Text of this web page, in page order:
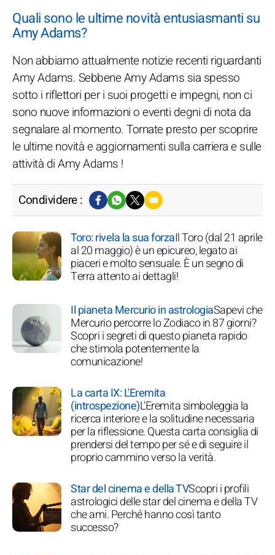
Quali sono le ultime novità entusiasmanti su
Amy Adams?
Non abbiamo attualmente notizie recenti riguardanti
Amy Adams. Sebbene Amy Adams sia spesso
sotto i riflettori per i suoi progetti e impegni, non ci
sono nuove informazioni o eventi degni di nota da
segnalare al momento. Tornate presto per scoprire
le ultime novità e aggiornamenti sulla carriera e sulle
attività di Amy Adams !
Condividere :
Toro: rivela la sua forzaIl Toro (dal 21 aprile
al 20 maggio) è un epicureo, legato ai
piaceri e molto sensuale. È un segno di
Terra attento ai dettagli!
Il pianeta Mercurio in astrologiaSapevi che
Mercurio percorre lo Zodiaco in 87 giorni?
Scopri i segreti di questo pianeta rapido
che stimola potentemente la
comunicazione!
La carta IX: L'Eremita
(introspezione)L'Eremita simboleggia la
ricerca interiore e la solitudine necessaria
per la riflessione. Questa carta consiglia di
prendersi del tempo per sé e di seguire il
proprio cammino verso la verità.
Star del cinema e della TVScopri i profili
astrologici delle star del cinema e della TV
che ami. Perché hanno così tanto
successo?